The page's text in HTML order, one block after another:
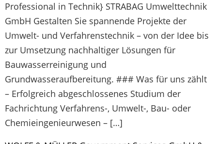
Professional in Technik} STRABAG Umwelttechnik
GmbH Gestalten Sie spannende Projekte der
Umwelt- und Verfahrenstechnik – von der Idee bis
zur Umsetzung nachhaltiger Lösungen für
Bauwasserreinigung und
Grundwasseraufbereitung. ### Was für uns zählt
– Erfolgreich abgeschlossenes Studium der
Fachrichtung Verfahrens-, Umwelt-, Bau- oder
Chemieingenieurwesen – […]